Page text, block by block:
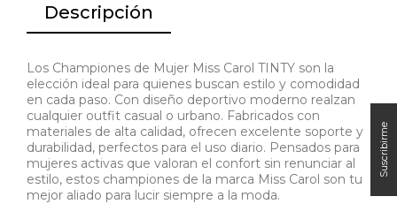
Descripción
Los Championes de Mujer Miss Carol TINTY son la
elección ideal para quienes buscan estilo y comodidad
en cada paso. Con diseño deportivo moderno realzan
cualquier outfit casual o urbano. Fabricados con
materiales de alta calidad, ofrecen excelente soporte y
durabilidad, perfectos para el uso diario. Pensados para
mujeres activas que valoran el confort sin renunciar al
estilo, estos championes de la marca Miss Carol son tu
mejor aliado para lucir siempre a la moda.